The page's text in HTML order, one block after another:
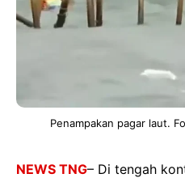
Penampakan pagar laut.
NEWS TNG– Di tengah